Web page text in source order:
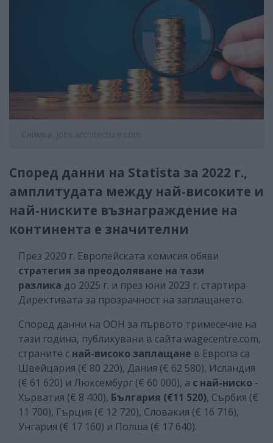
Снимка: jobs.architecture.com
Според данни на Statista за 2022 г.,
амплитудата между най-високите и
най-ниските възнаграждение на
континента е значителни
През 2020 г. Европейската комисия обяви
стратегия за преодоляване на тази
разлика до 2025 г. и през юни 2023 г. стартира
Директивата за прозрачност на заплащането.
Според данни на ООН за първото тримесечие на
тази година, публикувани в сайта wagecentre.com,
страните с най-високо заплащане в Европа са
Швейцария (€ 80 220), Дания (€ 62 580), Исландия
(€ 61 620) и Люксембург (€ 60 000), а с най-ниско -
Хърватия (€ 8 400), България (€11 520), Сърбия (€
11 700), Гърция (€ 12 720), Словакия (€ 16 716),
Унгария (€ 17 160) и Полша (€ 17 640).